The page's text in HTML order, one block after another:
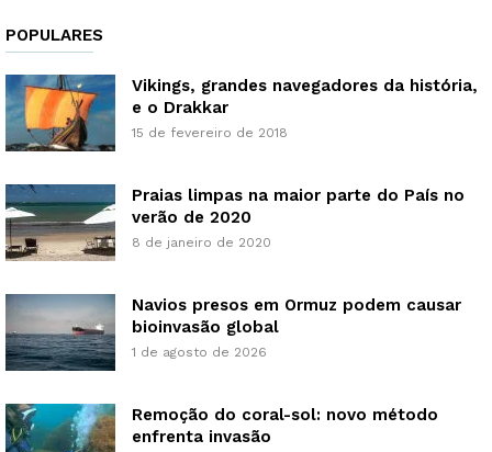
POPULARES
Vikings, grandes navegadores da história,
e o Drakkar
15 de fevereiro de 2018
Praias limpas na maior parte do País no
verão de 2020
8 de janeiro de 2020
Navios presos em Ormuz podem causar
bioinvasão global
1 de agosto de 2026
Remoção do coral-sol: novo método
enfrenta invasão